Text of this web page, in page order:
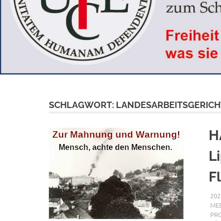
SCHLAGWORT: